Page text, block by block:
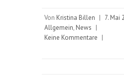
Von Kristina Billen | 7. Mai
Allgemein, News |
Keine Kommentare |